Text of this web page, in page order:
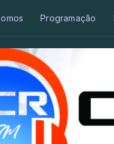
Programação